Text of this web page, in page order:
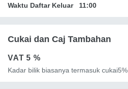
Waktu Daftar Keluar 11:00
Cukai dan Caj Tambahan
VAT5 %
Kadar bilik biasanya termasuk cukai5%